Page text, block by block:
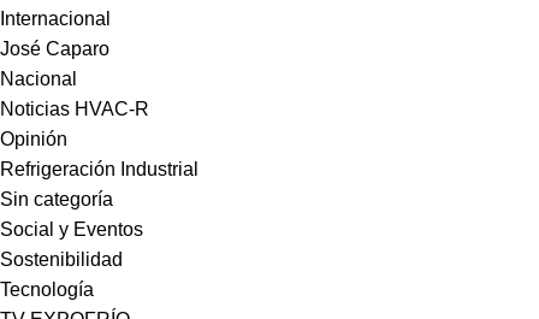
Internacional
José Caparo
Nacional
Noticias HVAC-R
Opinión
Refrigeración Industrial
Sin categoría
Social y Eventos
Sostenibilidad
Tecnología